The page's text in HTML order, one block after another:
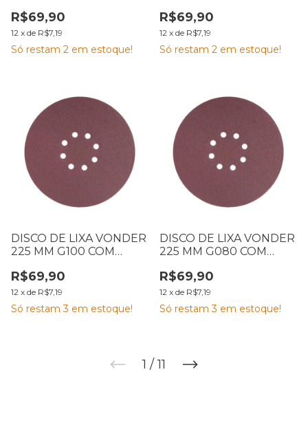
10
R$69,90
12 x de R$7,19
Só restam 2 em estoque!
10
R$69,90
12 x de R$7,19
Só restam 2 em estoque!
DISCO DE LIXA VONDER
225 MM G100 COM
10
R$69,90
12 x de R$7,19
Só restam3 em estoque!
DISCO DE LIXA VONDER
225 MM G080 COM
10
R$69,90
12 x de R$7,19
Só restam3 em estoque!
1 / 11